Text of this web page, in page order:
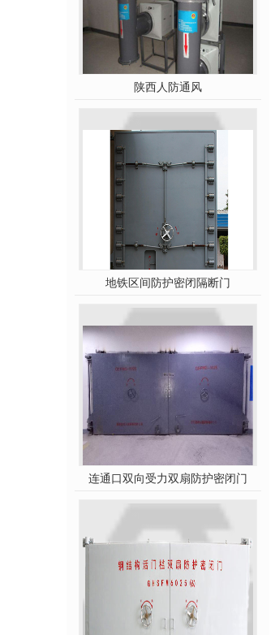
陕西人防通风
地铁区间防护密闭隔断门
连通口双向受力双扇防护密闭门